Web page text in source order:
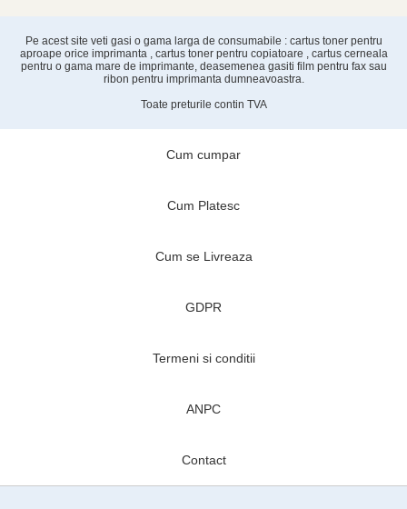
Pe acest site veti gasi o gama larga de consumabile : cartus toner pentru
aproape orice imprimanta , cartus toner pentru copiatoare , cartus cerneala
pentru o gama mare de imprimante, deasemenea gasiti film pentru fax sau
ribon pentru imprimanta dumneavoastra.
Toate preturile contin TVA
Cum cumpar
Cum Platesc
Cum se Livreaza
GDPR
Termeni si conditii
ANPC
Contact